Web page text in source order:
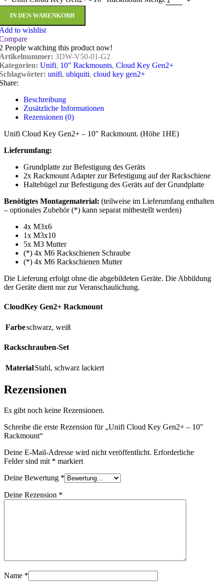
IN DEN WARENKORB
to wishlist
People watching this product now!
3DW-V50-01-G2
Unifi, 10" Rackmounts, Cloud Key Gen2+
unifi, ubiquiti, cloud key gen2+
Beschreibung
Zusätzliche Informationen
Rezensionen (0)
Unifi Cloud Key Gen2+ – 10″ Rackmount. (Höhe 1HE)
Lieferumfang:
Grundplatte zur Befestigung des Geräts
2x Rackmount Adapter zur Befestigung auf der Rackschiene
Haltebügel zur Befestigung des Geräts auf der Grundplatte
Benötigtes Montagematerial: (teilweise im Lieferumfang enthalten
– optionales Zubehör (*) kann separat mitbestellt werden)
4x M3x6
1x M3x10
5x M3 Mutter
(*) 4x M6 Rackschienen Schraube
(*) 4x M6 Rackschienen Mutter
Die Lieferung erfolgt ohne die abgebildeten Geräte. Die Abbildung
der Geräte dient nur zur Veranschaulichung.
CloudKey Gen2+ Rackmount
Farbeschwarz, weiß
Rackschrauben-Set
MaterialStahl, schwarz lackiert
Rezensionen
Es gibt noch keine Rezensionen.
Schreibe die erste Rezension für „Unifi Cloud Key Gen2+ – 10″
Rackmount“
Deine E-Mail-Adresse wird nicht veröffentlicht. Erforderliche
Felder sind mit * markiert
Deine Bewertung *
Deine Rezension *
Name *